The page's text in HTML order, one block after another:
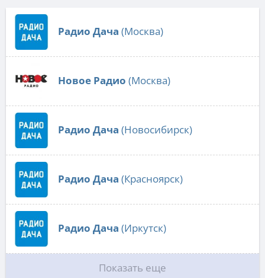
Радио Дача (Москва)
Новое Радио (Москва)
Радио Дача (Новосибирск)
Радио Дача (Красноярск)
Радио Дача (Иркутск)
Показать еще